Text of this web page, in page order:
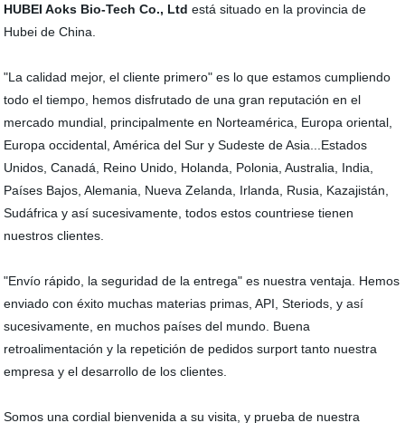
HUBEI Aoks Bio-Tech Co., Ltd está situado en la provincia de
Hubei de China.
"La calidad mejor, el cliente primero" es lo que estamos cumpliendo
todo el tiempo, hemos disfrutado de una gran reputación en el
mercado mundial, principalmente en Norteamérica, Europa oriental,
Europa occidental, América del Sur y Sudeste de Asia...Estados
Unidos, Canadá, Reino Unido, Holanda, Polonia, Australia, India,
Países Bajos, Alemania, Nueva Zelanda, Irlanda, Rusia, Kazajistán,
Sudáfrica y así sucesivamente, todos estos countriese tienen
nuestros clientes.
"Envío rápido, la seguridad de la entrega" es nuestra ventaja. Hemos
enviado con éxito muchas materias primas, API, Steriods, y así
sucesivamente, en muchos países del mundo. Buena
retroalimentación y la repetición de pedidos surport tanto nuestra
empresa y el desarrollo de los clientes.
Somos una cordial bienvenida a su visita, y prueba de nuestra